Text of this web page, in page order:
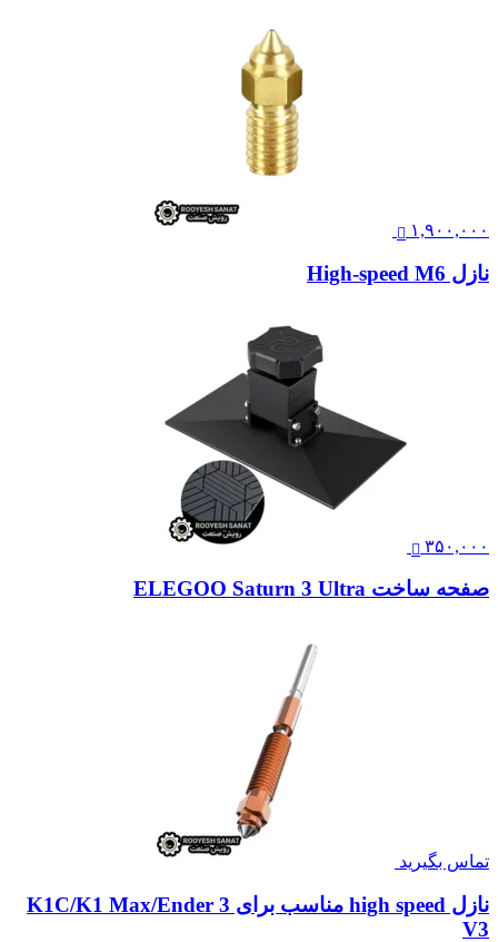
۱,۹۰۰,۰۰۰
نازل High-speed M6
۳۵۰,۰۰۰
صفحه ساخت ELEGOO Saturn 3 Ultra
تماس بگیرید
نازل high speed مناسب برای K1C/K1 Max/Ender 3
V3